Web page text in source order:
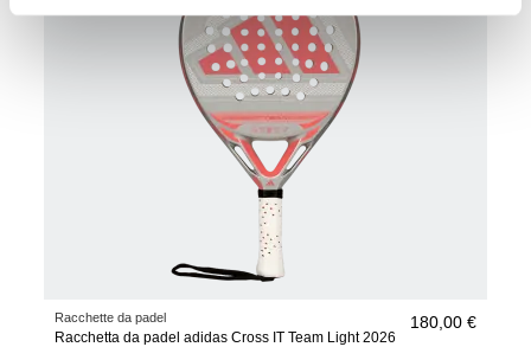
Racchette da padel
Racchetta da padel adidas Cross IT Team Light 2026
180,00 €